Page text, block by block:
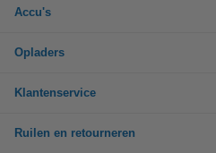
Accu's
Opladers
Klantenservice
Ruilen en retourneren